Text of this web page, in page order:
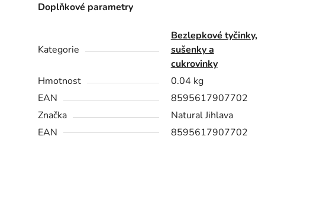
Doplňkové parametry
Kategorie
Bezlepkové tyčinky,
sušenky a
cukrovinky
Hmotnost
0.04 kg
EAN
8595617907702
Značka
Natural Jihlava
EAN
8595617907702